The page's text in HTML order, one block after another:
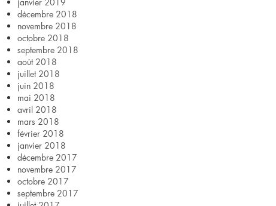
décembre 2018
novembre 2018
octobre 2018
septembre 2018
août 2018
juillet 2018
juin 2018
mai 2018
avril 2018
mars 2018
février 2018
janvier 2018
décembre 2017
novembre 2017
octobre 2017
septembre 2017